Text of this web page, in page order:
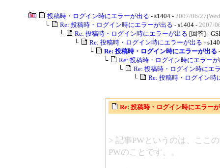
投稿時・ログイン時にエラーが出る - s1404 - 2007/06/
└
Re: 投稿時・ログイン時にエラーが出る - s1404 - 2007/
└
Re: 投稿時・ログイン時にエラーが出る [回答] -
└
Re: 投稿時・ログイン時にエラーが出る -
└
Re: 投稿時・ログイン時にエラーが出る
└
Re: 投稿時・ログイン時にエラー
└
Re: 投稿時・ログイン時にエ
└
Re: 投稿時・ログイン時
Re: 投稿時・ログイン時にエラー
> 記事PWというのは、ここ
PWのことです。。